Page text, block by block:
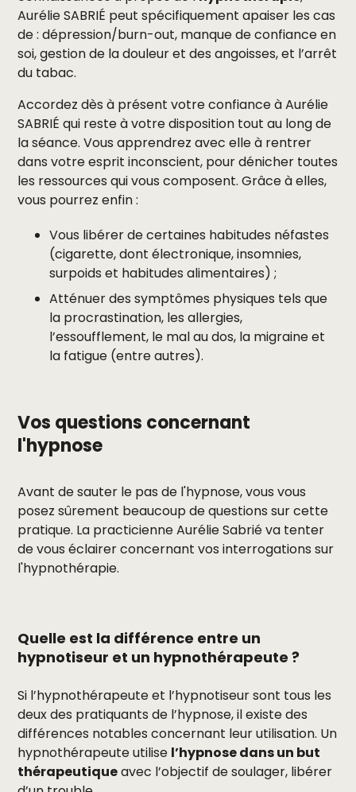
Aurélie SABRIÉ peut spécifiquement apaiser les cas
de : dépression/burn-out, manque de confiance en
soi, gestion de la douleur et des angoisses, et l’arrêt
du tabac.
Accordez dès à présent votre confiance à Aurélie
SABRIÉ qui reste à votre disposition tout au long de
la séance. Vous apprendrez avec elle à rentrer
dans votre esprit inconscient, pour dénicher toutes
les ressources qui vous composent. Grâce à elles,
vous pourrez enfin :
Vous libérer de certaines habitudes néfastes
(cigarette, dont électronique, insomnies,
surpoids et habitudes alimentaires) ;
Atténuer des symptômes physiques tels que
la procrastination, les allergies,
l’essoufflement, le mal au dos, la migraine et
la fatigue (entre autres).
Vos questions concernant
l'hypnose
Avant de sauter le pas de l'hypnose, vous vous
posez sûrement beaucoup de questions sur cette
pratique. La practicienne Aurélie Sabrié va tenter
de vous éclairer concernant vos interrogations sur
l'hypnothérapie.
Quelle est la différence entre un
hypnotiseur et un hypnothérapeute ?
Si l’hypnothérapeute et l’hypnotiseur sont tous les
deux des pratiquants de l’hypnose, il existe des
différences notables concernant leur utilisation. Un
hypnothérapeute utilise l’hypnose dans un but
thérapeutiqueavec l’objectif de soulager, libérer